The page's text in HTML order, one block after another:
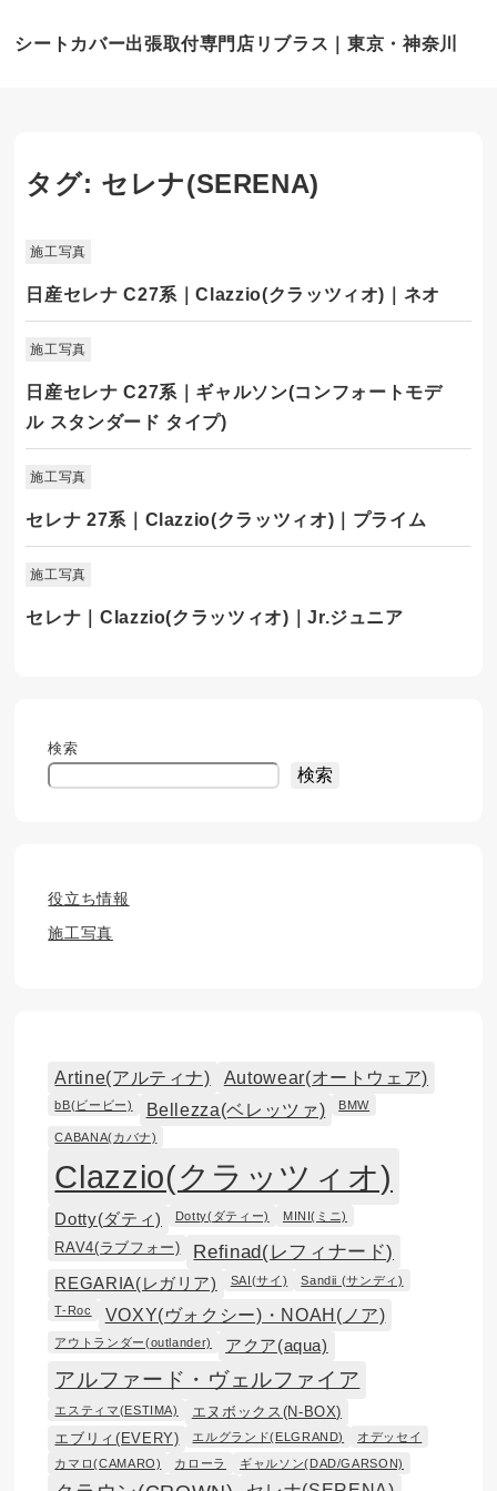
シートカバー出張取付専門店リブラス｜東京・神奈川
タグ: セレナ(SERENA)
施工写真
日産セレナ C27系｜Clazzio(クラッツィオ)｜ネオ
施工写真
日産セレナ C27系｜ギャルソン(コンフォートモデ
ル スタンダード タイプ)
施工写真
セレナ 27系｜Clazzio(クラッツィオ)｜プライム
施工写真
セレナ｜Clazzio(クラッツィオ)｜Jr.ジュニア
検索
検索
役立ち情報
施工写真
Artine(アルティナ) Autowear(オートウェア)
bB(ビービー) Bellezza(ベレッツァ) BMW
CABANA(カバナ)
Clazzio(クラッツィオ)
Dotty(ダティ) Dotty(ダティー) MINI(ミニ)
RAV4(ラブフォー) Refinad(レフィナード)
REGARIA(レガリア) SAI(サイ) Sandii (サンディ)
T-Roc VOXY(ヴォクシー)・NOAH(ノア)
アウトランダー(outlander) アクア(aqua)
アルファード・ヴェルファイア
エスティマ(ESTIMA)
エヌボックス(N-BOX)
エブリィ(EVERY)
エルグランド(ELGRAND)
オデッセイ
カマロ(CAMARO)
カローラ ギャルソン(DAD/GARSON)